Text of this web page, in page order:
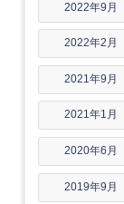
2022年9月
2022年2月
2021年9月
2021年1月
2020年6月
2019年9月